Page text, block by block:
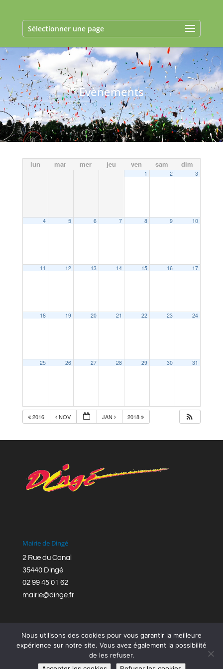
Sélectionner une page
Evènements
lun mar mer jeu ven sam dim
1 2 3
4 5 6 7 8 9 10
11 12 13 14 15 16 17
18 19 20 21 22 23 24
25 26 27 28 29 30 31
2016 NOV JAN 2018
Mairie de Dingé
2 Rue du Canal
35440 Dingé
02 99 45 01 62
mairie@dinge.fr
Réalisation © Mairie de Dingé,Bretagne Romantique
Nous utilisons des cookies pour vous garantir la meilleure
expérience sur notre site. Vous avez également la possibilité
de les refuser.